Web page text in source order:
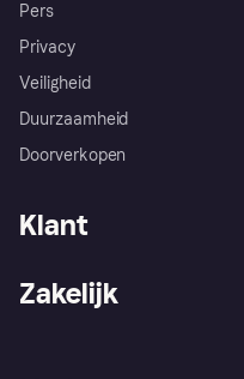
Pers
Privacy
Veiligheid
Duurzaamheid
Doorverkopen
Klant
Zakelijk